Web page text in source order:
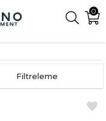
0
Filtreleme